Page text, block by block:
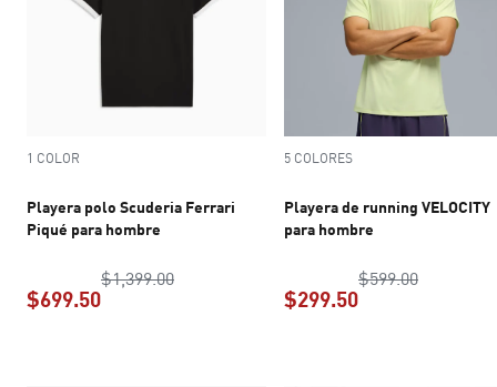
1 COLOR
Playera polo Scuderia Ferrari
Piqué para hombre
$1,399.00precio original $1,399.00
$699.50
5 COLORES
Playera de running VELOCITY
para hombre
$599.00precio
$299.50